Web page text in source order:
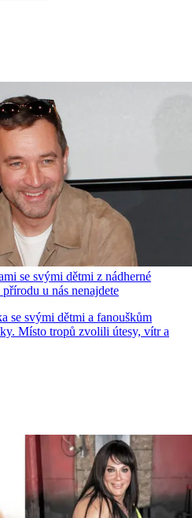
se svými dětmi z nádherné
u nás nenajdete
se svými dětmi a fanouškům
Místo tropů zvolili útesy, vítr a